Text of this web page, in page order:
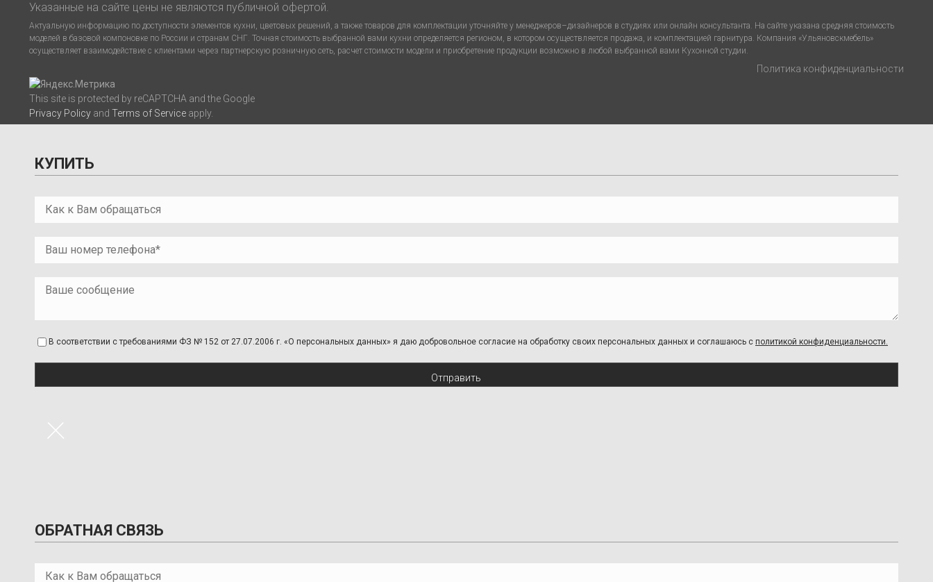
Указанные на сайте цены не являются публичной офертой.
Актуальную информацию по доступности элементов кухни, цветовых решений, а также товаров для комплектации уточняйте у менеджеров–дизайнеров в студиях или онлайн консультанта. На сайте указана средняя стоимость
моделей в базовой компоновке по России и странам СНГ. Точная стоимость выбранной вами кухни определяется регионом, в котором осуществляется продажа, и комплектацией гарнитура. Компания «Ульяновскмебель»
осуществляет взаимодействие с клиентами через партнерскую розничную сеть, расчет стоимости модели и приобретение продукции возможно в любой выбранной вами Кухонной студии.
Политика конфиденциальности
This site is protected by reCAPTCHA and the Google
Privacy Policy and Terms of Service apply.
КУПИТЬ
В соответствии с требованиями ФЗ № 152 от 27.07.2006 г. «О персональных данных» я даю добровольное согласие на обработку своих персональных данных и соглашаюсь с политикой конфиденциальности.
Отправить
×
ОБРАТНАЯ СВЯЗЬ